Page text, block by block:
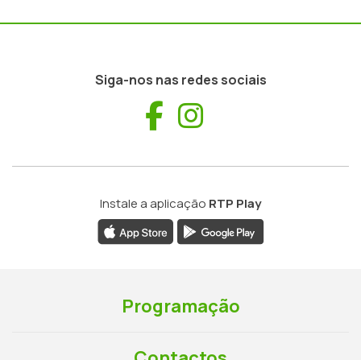
Siga-nos nas redes sociais
Facebook
Instale a aplicação RTP Play
Programação